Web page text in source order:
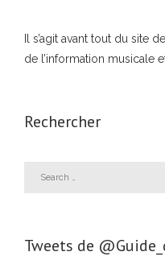
Il s’agit avant tout du site
de l’information musicale
Rechercher
Tweets de